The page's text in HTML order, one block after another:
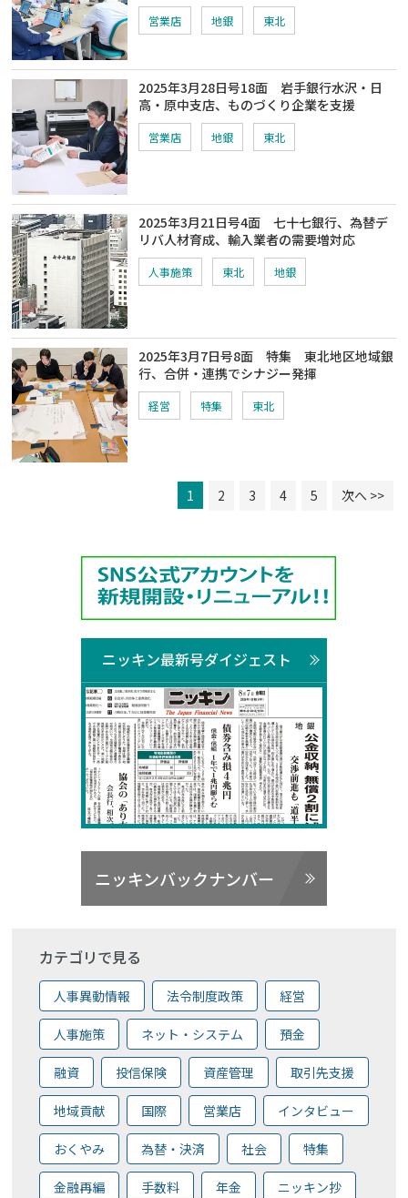
営業店 地銀 東北
2025年3月28日号18面 岩手銀行水沢・日
高・原中支店、ものづくり企業を支援
営業店 地銀 東北
2025年3月21日号4面 七十七銀行、為替デ
リバ人材育成、輸入業者の需要増対応
人事施策 東北 地銀
2025年3月7日号8面 特集 東北地区地域銀
行、合併・連携でシナジー発揮
経営 特集 東北
1 2 3 4 5 次へ >>
ニッキン最新号ダイジェスト
ニッキンバックナンバー
カテゴリで見る
人事異動情報 法令制度政策 経営
人事施策 ネット・システム 預金
融資 投信保険 資産管理 取引先支援
地域貢献 国際 営業店 インタビュー
おくやみ 為替・決済 社会 特集
金融再編 手数料 年金 ニッキン抄